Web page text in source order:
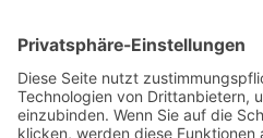
Facebook
Instagram
Umsetzung:
Kontakt